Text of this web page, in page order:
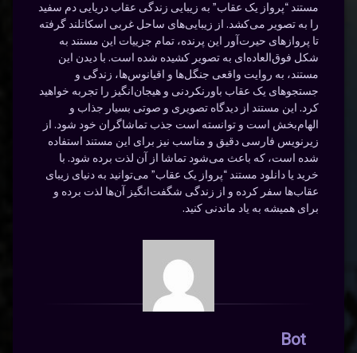
مستند “پرواز یک عقاب” به زیبایی زندگی عقاب دریایی دم سفید
را به تصویر می‌کشد. از زیبایی‌های ساحل غربی اسکاتلند گرفته
تا پروازهای حیرت‌آور این پرنده، تمام جزییات این مستند به
شکل فوق‌العاده‌‌ای به تصویر کشیده شده است. با دیدن این
مستند، به روایت واقعی جنگل‌ها و اقیانوس‌ها، زندگی و
جستجوهای یک عقاب باورنکردنی و هیجان‌انگیز را تجربه خواهید
کرد. این مستند از دیدگاه تصویری و صوتی بسیار جذاب و
الهام‌بخش است و توانسته است جذب تماشاگران خود شود. از
زیرنویس فارسی دقیق و مناسب نیز برای این مستند استفاده
شده است، که باعث می‌شود تماشا از آن لذت برده شود. با
خرید یا دانلود مستند “پرواز یک عقاب” می‌توانید به دنیای زیبای
عقاب‌ها سفر کرده و از زندگی شگفت‌انگیز آن‌ها لذت برده و
برای همیشه به یاد ماندنی کنید.
Bot